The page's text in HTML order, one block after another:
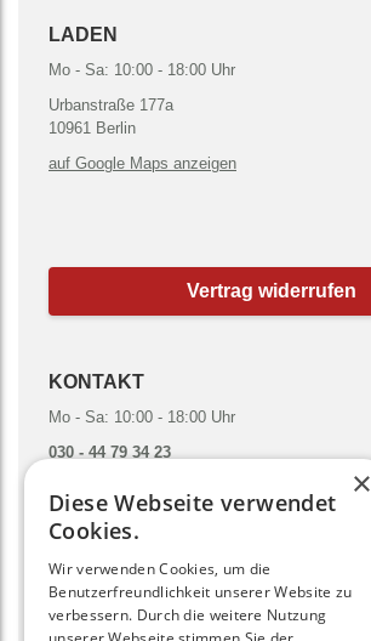
LADEN
Mo - Sa: 10:00 - 18:00 Uhr
Urbanstraße 177a
10961 Berlin
auf Google Maps anzeigen
Vertrag widerrufen
KONTAKT
Mo - Sa: 10:00 - 18:00 Uhr
030 - 44 79 34 23
zum Kontaktformular
SOCIAL MEDIA
×
Diese Webseite verwendet
Cookies.
Wir verwenden Cookies, um die
Benutzerfreundlichkeit unserer Website zu
verbessern. Durch die weitere Nutzung